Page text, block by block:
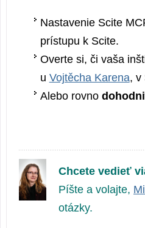
Nastavenie Scite
prístupu k Scite.
Overte si, či vaša
u Vojtěcha Karena, v
Alebo rovno
Chcete vedieť
Píšte a volajte,
otázky.